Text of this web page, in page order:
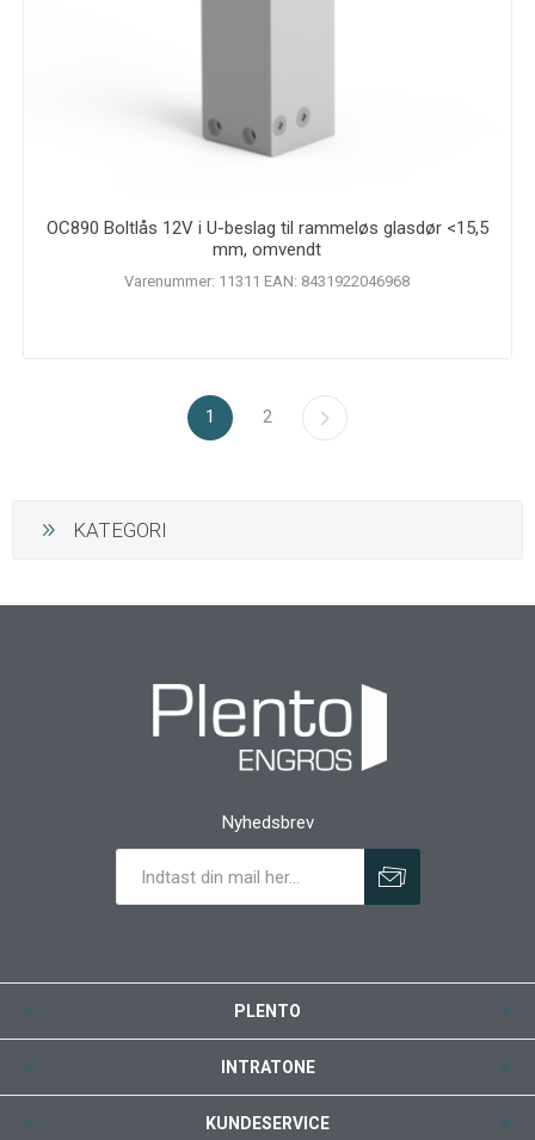
OC890 Boltlås 12V i U-beslag til rammeløs glasdør <15,5
mm, omvendt
Varenummer: 11311 EAN: 8431922046968
1 2
KATEGORI
Nyhedsbrev
PLENTO
INTRATONE
KUNDESERVICE